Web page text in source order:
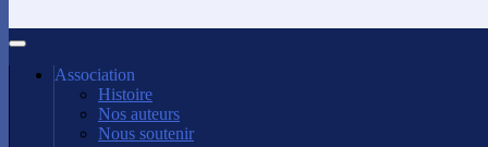
Association
Histoire
Nos auteurs
Nous soutenir